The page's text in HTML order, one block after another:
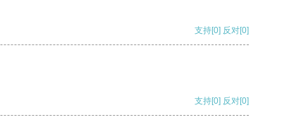
支持[0] 反对[0]
支持[0] 反对[0]